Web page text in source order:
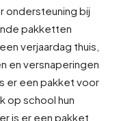
ondersteuning bij
pakketten
verjaardag thuis,
en versnaperingen
er een pakket voor
op school hun
is er een pakket